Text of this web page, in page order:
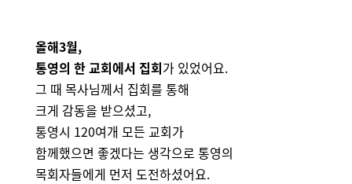
올해3월,
통영의 한교회에서 집회가 있었어요.
그 때 목사님께서 집회를 통해
크게 감동을 받으셨고,
통영시 120여개 모든 교회가
함께했으면 좋겠다는 생각으로 통영의
목회자들에게 먼저 도전하셨어요.